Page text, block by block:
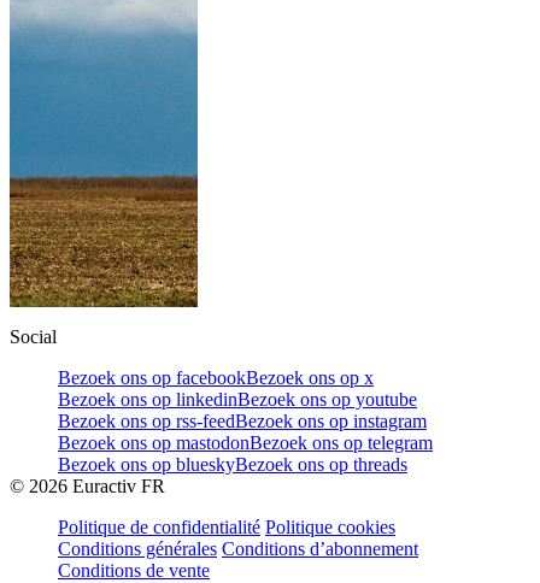
Social
Bezoek ons op facebookBezoek ons op x
Bezoek ons op linkedinBezoek ons op youtube
Bezoek ons op rss-feedBezoek ons op instagram
Bezoek ons op mastodonBezoek ons op telegram
Bezoek ons op blueskyBezoek ons op threads
© 2026 Euractiv FR
Politique de confidentialité Politique cookies
Conditions générales Conditions d’abonnement
Conditions de vente